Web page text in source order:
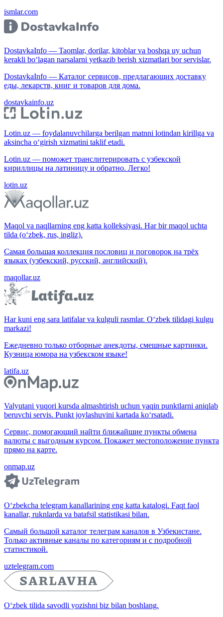
ismlar.com
DostavkaInfo — Taomlar, dorilar, kitoblar va boshqa uy uchun
kerakli bo‘lagan narsalarni yetkazib berish xizmatlari bor servislar.
DostavkaInfo — Каталог сервисов, предлагающих доставку
еды, лекарств, книг и товаров для дома.
dostavkainfo.uz
Lotin.uz — foydalanuvchilarga berilgan matnni lotindan kirillga va
aksincha o‘girish xizmatini taklif etadi.
Lotin.uz — поможет транслитерировать с узбекской
кириллицы на латиницу и обратно. Легко!
lotin.uz
Maqol va naqllarning eng katta kolleksiyasi. Har bir maqol uchta
tilda (o‘zbek, rus, ingliz).
Самая большая коллекция пословиц и поговорок на трёх
языках (узбекский, русский, английский).
maqollar.uz
Har kuni eng sara latifalar va kulguli rasmlar. O‘zbek tilidagi kulgu
markazi!
Ежедневно только отборные анекдоты, смешные картинки.
Кузница юмора на узбекском языке!
latifa.uz
Valyutani yuqori kursda almashtirish uchun yaqin punktlarni aniqlab
beruvchi servis. Punkt joylashuvini kartada ko‘rsatadi.
Сервис, помогающий найти ближайшие пункты обмена
валюты с выгодным курсом. Покажет местоположение пункта
прямо на карте.
onmap.uz
O‘zbekcha telegram kanallarining eng katta katalogi. Faqt faol
kanallar, ruknlarda va batafsil statistikasi bilan.
Самый большой каталог телеграм каналов в Узбекистане.
Только активные каналы по категориям и с подробной
статистикой.
uztelegram.com
O‘zbek tilida savodli yozishni biz bilan boshlang.